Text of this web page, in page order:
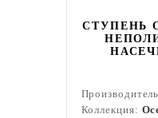
СТУПЕНЬ
Коллекция: